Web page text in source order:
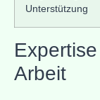
Unterstützung
Arbeit